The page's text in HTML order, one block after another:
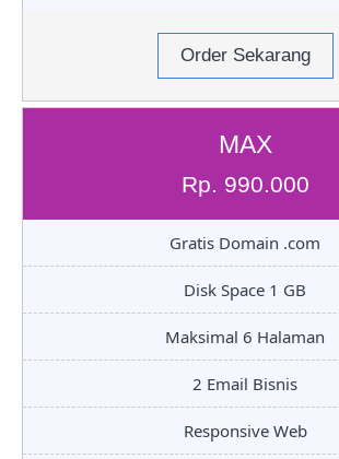
Order Sekarang
MAX
Rp. 990.000
Gratis Domain .com
Disk Space 1 GB
Maksimal 6 Halaman
2 Email Bisnis
Responsive Web